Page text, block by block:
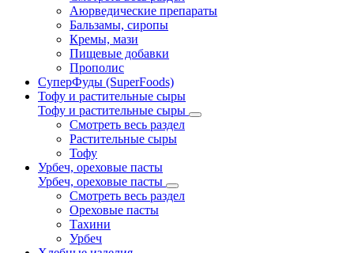
Аюрведические препараты
Бальзамы, сиропы
Кремы, мази
Пищевые добавки
Прополис
СуперФуды (SuperFoods)
Тофу и растительные сыры
Тофу и растительные сыры
Смотреть весь раздел
Растительные сыры
Тофу
Урбеч, ореховые пасты
Урбеч, ореховые пасты
Смотреть весь раздел
Ореховые пасты
Тахини
Урбеч